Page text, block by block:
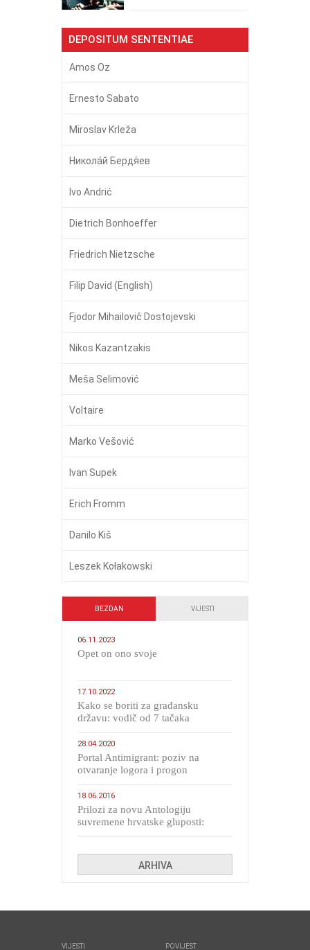
DEPOSITUM SENTENTIAE
Amos Oz
Ernesto Sabato
Miroslav Krleža
Никола́й Бердя́ев
Ivo Andrić
Dietrich Bonhoeffer
Friedrich Nietzsche
Filip David (English)
Fjodor Mihailovič Dostojevski
Nikos Kazantzakis
Meša Selimović
Voltaire
Marko Vešović
Ivan Supek
Erich Fromm
Danilo Kiš
Leszek Kołakowski
BEZDAN VIJESTI
06.11.2023
​Opet on ono svoje
17.10.2022
Kako se boriti za građansku
državu: vodič od 7 tačaka
28.04.2020
Portal Antimigrant: poziv na
otvaranje logora i progon
18.06.2016
Prilozi za novu Antologiju
suvremene hrvatske gluposti:
ARHIVA
VIJESTI POVIJEST